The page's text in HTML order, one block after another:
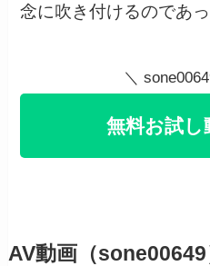
念に吹き付けるのであっ
＼
無料お試し
AV動画（